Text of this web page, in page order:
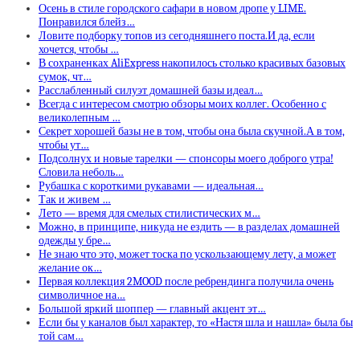
Осень в стиле городского сафари в новом дропе у LIME.
Понравился блейз…
Ловите подборку топов из сегодняшнего поста.И да, если
хочется, чтобы …
В сохраненках AliExpress накопилось столько красивых базовых
сумок, чт…
Расслабленный силуэт домашней базы идеал…
Всегда с интересом смотрю обзоры моих коллег. Особенно с
великолепным …
Секрет хорошей базы не в том, чтобы она была скучной.А в том,
чтобы ут…
Подсолнух и новые тарелки — спонсоры моего доброго утра!
Словила неболь…
Рубашка с короткими рукавами — идеальная…
Так и живем …
Лето — время для смелых стилистических м…
Можно, в принципе, никуда не ездить — в разделах домашней
одежды у бре…
Не знаю что это, может тоска по ускользающему лету, а может
желание ок…
Первая коллекция 2MOOD после ребрендинга получила очень
символичное на…
Большой яркий шоппер — главный акцент эт…
Если бы у каналов был характер, то «Настя шла и нашла» была бы
той сам…